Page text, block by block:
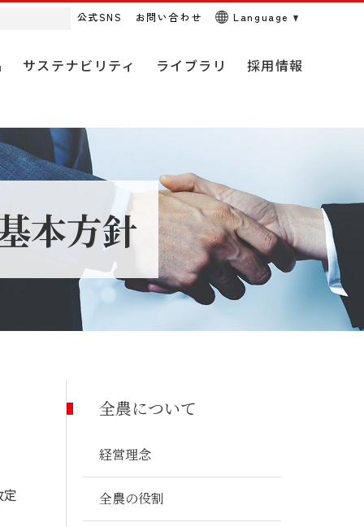
コーポレートガバナンス
全農のネットワーク
組織
耕種総合対策
園芸資材・包装資材事業
酪農事業
サステナビリティ
アニマルウェルフェアに関す
る取り組み
ライブラリ
動画・CM
ＪＡ全農オフィシャルSNS
採用情報
キャリア（中途）採用情報
公式SNS お問い合わせ Language
本方針
全農について
経営理念
全農の役割